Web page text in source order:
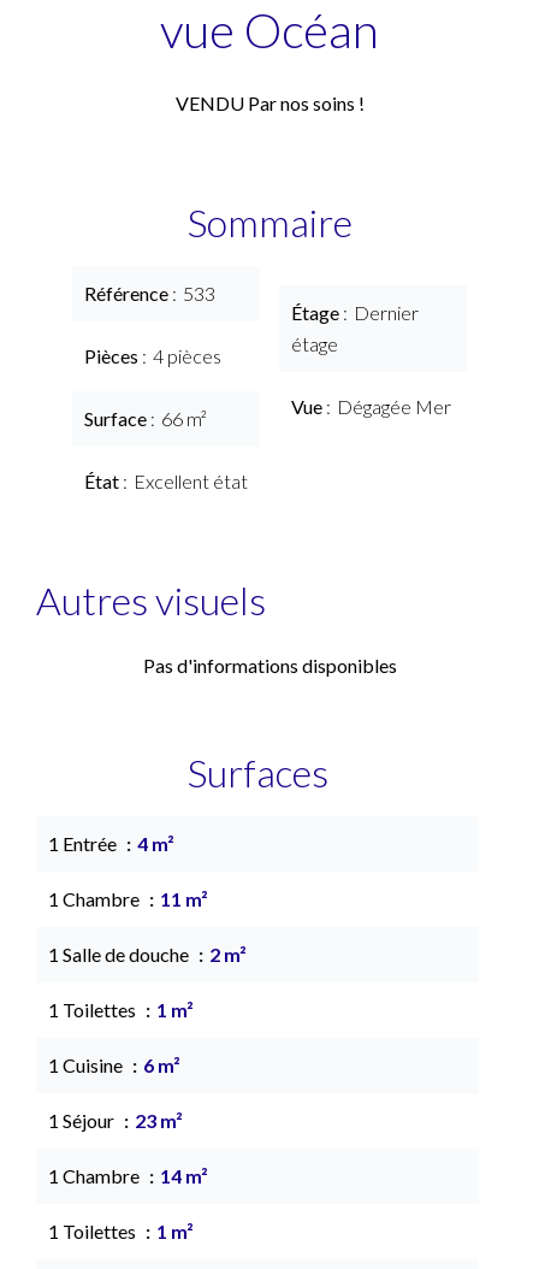
vue Océan
VENDU Par nos soins !
Sommaire
Référence 533
Pièces 4 pièces
Surface 66 m²
État Excellent état
Étage
Dernier
étage
Vue Dégagée Mer
Autres visuels
Pas d'informations disponibles
Surfaces
1 Entrée 4 m²
1 Chambre 11 m²
1 Salle de douche 2 m²
1 Toilettes 1 m²
1 Cuisine 6 m²
1 Séjour 23 m²
1 Chambre 14 m²
1 Toilettes 1 m²